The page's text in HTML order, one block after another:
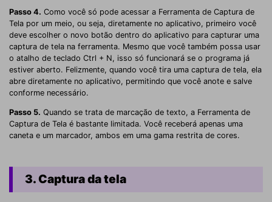
Passo 4. Como você só pode acessar a Ferramenta de Captura de
Tela por um meio, ou seja, diretamente no aplicativo, primeiro você
deve escolher o novo botão dentro do aplicativo para capturar uma
captura de tela na ferramenta. Mesmo que você também possa usar
o atalho de teclado Ctrl + N, isso só funcionará se o programa já
estiver aberto. Felizmente, quando você tira uma captura de tela, ela
abre diretamente no aplicativo, permitindo que você anote e salve
conforme necessário.
Passo 5. Quando se trata de marcação de texto, a Ferramenta de
Captura de Tela é bastante limitada. Você receberá apenas uma
caneta e um marcador, ambos em uma gama restrita de cores.
3. Captura da tela